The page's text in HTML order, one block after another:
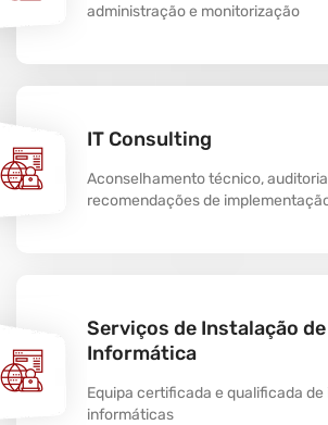
administração e monitorização
IT Consulting
Aconselhamento técnico,
recomendações de
Serviços de Instalação
Informática
Equipa certificada e qualificada
informáticas